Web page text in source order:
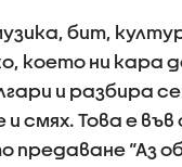
бит,
което ни кара
и разбира
смях. Това е
предаване “Аз